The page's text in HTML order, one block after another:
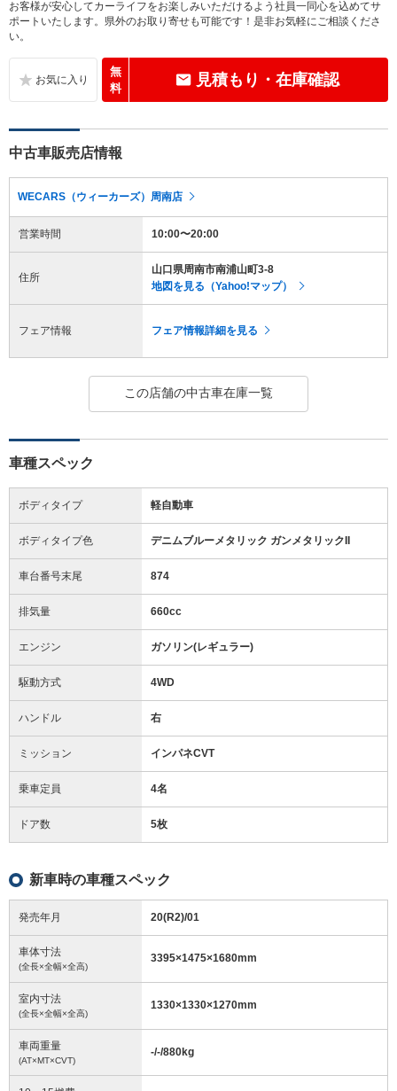
お客様が安心してカーライフをお楽しみいただけるよう社員一同心を込めてサ
ポートいたします。県外のお取り寄せも可能です！是非お気軽にご相談くださ
い。
無
料
見積もり・在庫確認
中古車販売店情報
WECARS（ウィーカーズ）周南店
営業時間 10:00〜20:00
住所
山口県周南市南浦山町3-8
地図を見る（Yahoo!マップ）
フェア情報 フェア情報詳細を見る
この店舗の中古車在庫一覧
車種スペック
ボディタイプ 軽自動車
ボディタイプ色 デニムブルーメタリック ガンメタリックII
車台番号末尾 874
排気量 660cc
エンジン ガソリン(レギュラー)
駆動方式 4WD
ハンドル 右
ミッション インパネCVT
乗車定員 4名
ドア数 5枚
新車時の車種スペック
発売年月 20(R2)/01
車体寸法
(全長×全幅×全高)
3395×1475×1680mm
室内寸法
(全長×全幅×全高)
1330×1330×1270mm
車両重量
(AT×MT×CVT)
-/-/880kg